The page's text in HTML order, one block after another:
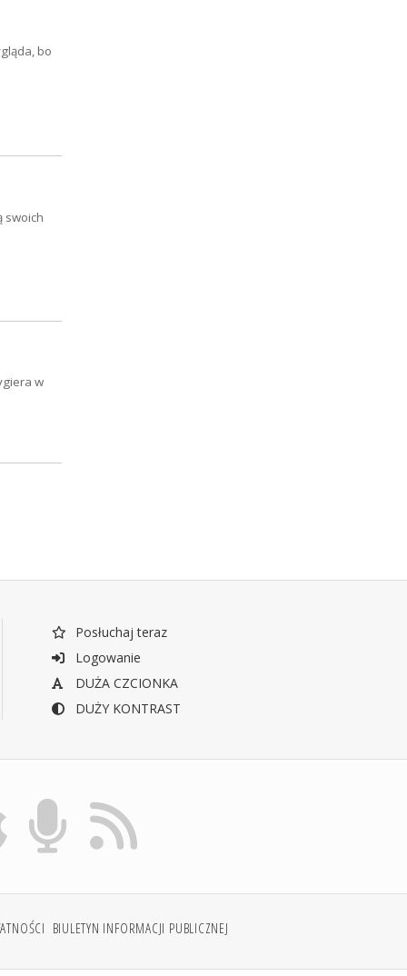
bo
swoich
w
Posłuchaj teraz
Logowanie
DUŻA CZCIONKA
DUŻY KONTRAST
BIULETYN INFORMACJI PUBLICZNEJ